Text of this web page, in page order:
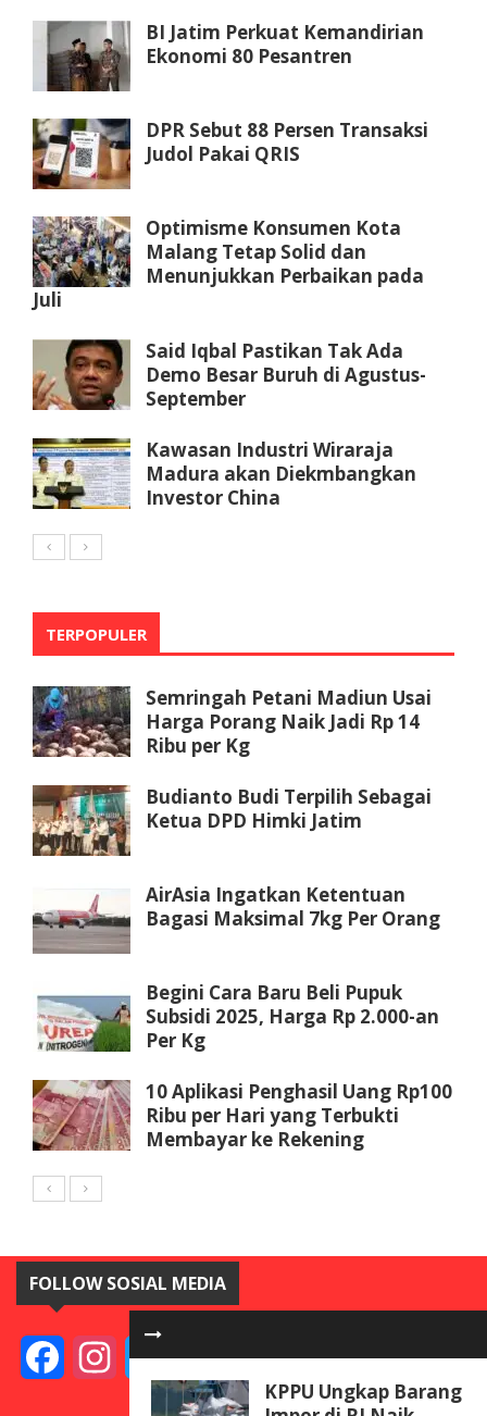
KPPU Ungkap Barang
BI Jatim Perkuat Kemandirian
Ekonomi 80 Pesantren
DPR Sebut 88 Persen Transaksi
Judol Pakai QRIS
Optimisme Konsumen Kota
Malang Tetap Solid dan
Menunjukkan Perbaikan pada
Juli
Said Iqbal Pastikan Tak Ada
Demo Besar Buruh di Agustus-
September
Kawasan Industri Wiraraja
Madura akan Diekmbangkan
Investor China
TERPOPULER
Semringah Petani Madiun Usai
Harga Porang Naik Jadi Rp 14
Ribu per Kg
Budianto Budi Terpilih Sebagai
Ketua DPD Himki Jatim
AirAsia Ingatkan Ketentuan
Bagasi Maksimal 7kg Per Orang
Begini Cara Baru Beli Pupuk
Subsidi 2025, Harga Rp 2.000-an
Per Kg
10 Aplikasi Penghasil Uang Rp100
Ribu per Hari yang Terbukti
Membayar ke Rekening
FOLLOW SOSIAL MEDIA
FacebookInstagramTwitterYouTube